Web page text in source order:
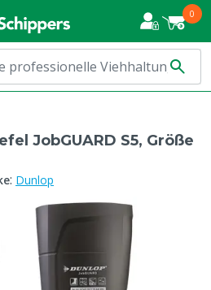
0
JobGUARD S5, Größe
: Dunlop